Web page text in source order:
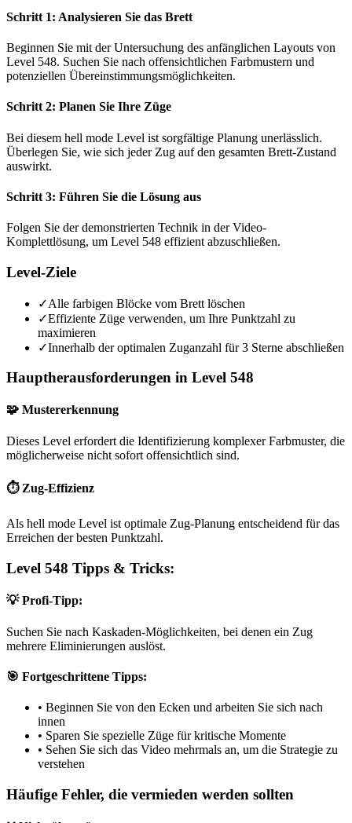
Schritt 1: Analysieren Sie das Brett
Beginnen Sie mit der Untersuchung des anfänglichen Layouts von
Level 548. Suchen Sie nach offensichtlichen Farbmustern und
potenziellen Übereinstimmungsmöglichkeiten.
Schritt 2: Planen Sie Ihre Züge
Bei diesem hell mode Level ist sorgfältige Planung unerlässlich.
Überlegen Sie, wie sich jeder Zug auf den gesamten Brett-Zustand
auswirkt.
Schritt 3: Führen Sie die Lösung aus
Folgen Sie der demonstrierten Technik in der Video-
Komplettlösung, um Level 548 effizient abzuschließen.
Level-Ziele
✓Alle farbigen Blöcke vom Brett löschen
✓Effiziente Züge verwenden, um Ihre Punktzahl zu
maximieren
✓Innerhalb der optimalen Zuganzahl für 3 Sterne abschließen
Hauptherausforderungen in Level 548
🧩 Mustererkennung
Dieses Level erfordert die Identifizierung komplexer Farbmuster, die
möglicherweise nicht sofort offensichtlich sind.
⏱️ Zug-Effizienz
Als hell mode Level ist optimale Zug-Planung entscheidend für das
Erreichen der besten Punktzahl.
Level 548 Tipps & Tricks:
💡 Profi-Tipp:
Suchen Sie nach Kaskaden-Möglichkeiten, bei denen ein Zug
mehrere Eliminierungen auslöst.
🎯 Fortgeschrittene Tipps:
• Beginnen Sie von den Ecken und arbeiten Sie sich nach
innen
• Sparen Sie spezielle Züge für kritische Momente
• Sehen Sie sich das Video mehrmals an, um die Strategie zu
verstehen
Häufige Fehler, die vermieden werden sollten